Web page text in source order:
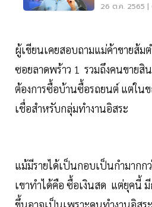
26 ต.ค. 2565 |
ผู้เขียนเคยสอบถามแม่ค้าขายส้ม
ซอยลาดพร้าว 1 รวมถึงคนขายสิ
ต้องการซื้อบ้านซื้อรถยนต์ แต่ใ
เชื่อสำหรับกลุ่มทำงานอิสระ
แม้มีรายได้เป็นกอบเป็นกำมากก
เขาทำได้คือ ซื้อเงินสด แต่ยุคนี้